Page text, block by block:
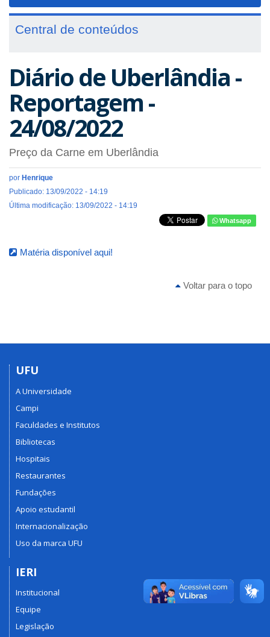
Central de conteúdos
Diário de Uberlândia -
Reportagem -
24/08/2022
Preço da Carne em Uberlândia
por Henrique
Publicado: 13/09/2022 - 14:19
Última modificação: 13/09/2022 - 14:19
Whatsapp
Matéria disponível aqui!
Voltar para o topo
UFU
A Universidade
Campi
Faculdades e Institutos
Bibliotecas
Hospitais
Restaurantes
Fundações
Apoio estudantil
Internacionalização
Uso da marca UFU
IERI
Institucional
Equipe
Legislação